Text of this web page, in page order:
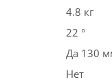
4.8 кг
22 °
Да 130
Нет